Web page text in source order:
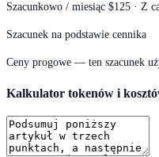
Szacunkowo / miesiąc $125 · Z
Szacunek na podstawie cennika
Ceny progowe — ten szacunek
Kalkulator tokenów i